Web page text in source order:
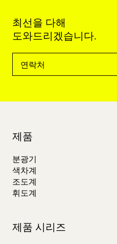
최선을 다해
도와드리겠습니다.
연락처
제품
분광기
색차계
조도계
휘도계
제품 시리즈